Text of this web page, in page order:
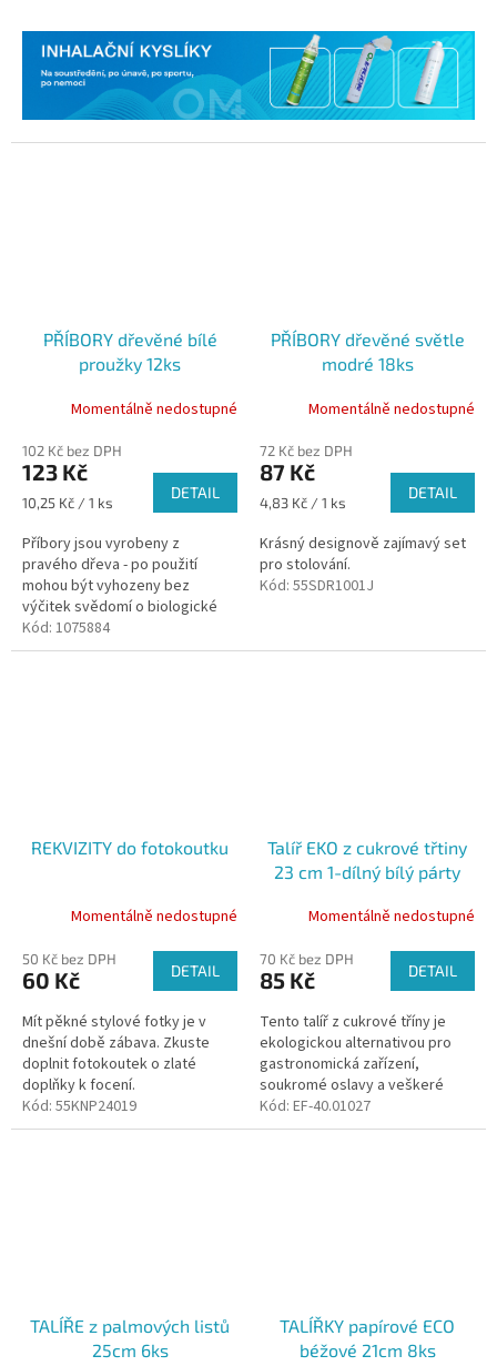
PŘÍBORY dřevěné bílé
proužky 12ks
Momentálně nedostupné
102 Kč bez DPH
123 Kč
Měrná
10,25 Kč / 1 ks
DETAIL
Příbory jsou vyrobeny z
pravého dřeva - po použití
mohou být vyhozeny bez
výčitek svědomí o biologické
rozložitelnosti .
Kód: 1075884
PŘÍBORY dřevěné světle
modré 18ks
Momentálně nedostupné
72 Kč bez DPH
87 Kč
Měrná
4,83 Kč / 1 ks
DETAIL
Krásný designově zajímavý set
pro stolování.
Kód: 55SDR1001J
REKVIZITY do fotokoutku
Momentálně nedostupné
50 Kč bez DPH
60 Kč DETAIL
Mít pěkné stylové fotky je v
dnešní době zábava. Zkuste
doplnit fotokoutek o zlaté
doplňky k focení.
Kód: 55KNP24019
Talíř EKO z cukrové třtiny
23 cm 1-dílný bílý párty
Momentálně nedostupné
70 Kč bez DPH
85 Kč DETAIL
Tento talíř z cukrové tříny je
ekologickou alternativou pro
gastronomická zařízení,
soukromé oslavy a veškeré
akce, kde je vyžadováno
jednorázové nádobí s
Kód: EF-40.01027
TALÍŘE z palmových listů
25cm 6ks
TALÍŘKY papírové ECO
béžové 21cm 8ks